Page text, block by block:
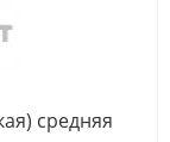
средняя